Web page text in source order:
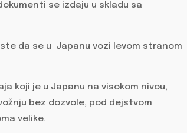
se izdaju u skladu sa
da se u Japanu vozi levom stranom
koji je u Japanu na visokom nivou,
bez dozvole, pod dejstvom
velike.